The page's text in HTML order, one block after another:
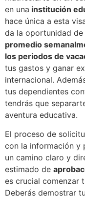
en una institución
hace única a esta
da la oportunidad de
promedio
los periodos de
tus gastos y ganar
internacional.
tus dependientes
tendrás que
aventura educativa.
El proceso de
con la información y
un camino claro y
estimado de
es crucial comenzar
Deberás demostrar